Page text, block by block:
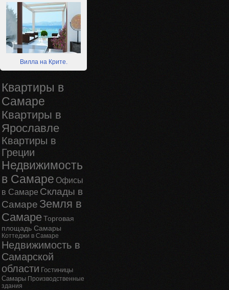
Вилла на Крите.
Квартиры в
Самаре
Квартиры в
Ярославле
Квартиры в
Греции
Недвижимость
в Самаре Офисы
в Самаре Склады в
Самаре Земля в
СамареТорговая
площадь Самары
Коттеджи в Самаре
Недвижимость в
Самарской
области Гостиницы
Самары Производственные
здания